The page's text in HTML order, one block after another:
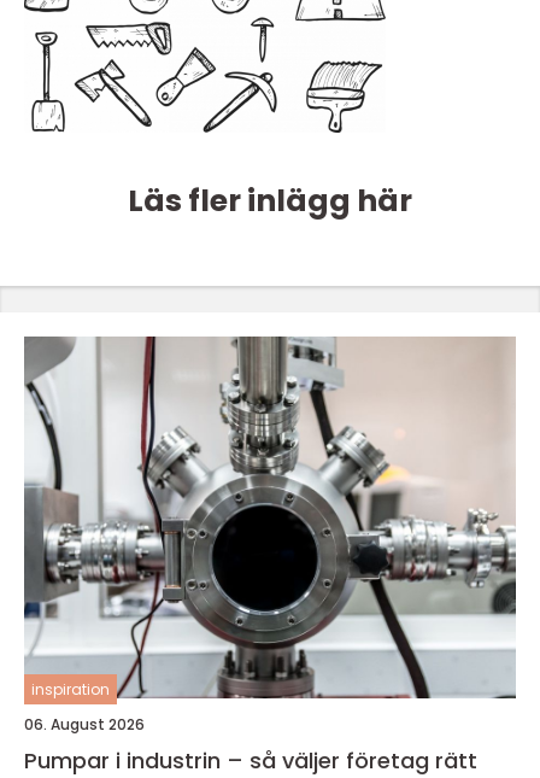
Läs fler inlägg här
inspiration
06. August 2026
Pumpar i industrin – så väljer företag rätt